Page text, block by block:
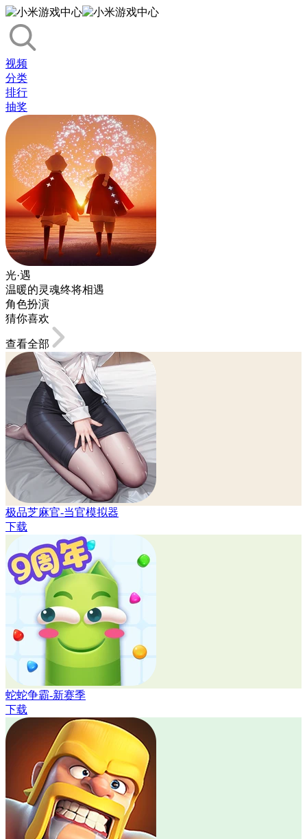
视频
分类
排行
抽奖
光·遇
温暖的灵魂终将相遇
角色扮演
猜你喜欢
查看全部
极品芝麻官-当官模拟器
下载
蛇蛇争霸-新赛季
下载